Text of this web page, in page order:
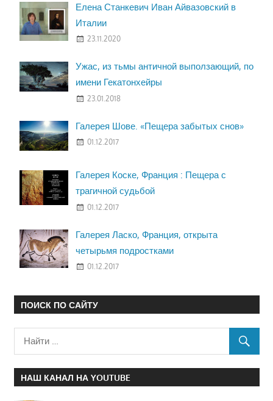
Елена Станкевич Иван Айвазовский в
Италии
23.11.2020
Ужас, из тьмы античной выползающий, по
имени Гекатонхейры
23.01.2018
Галерея Шове. «Пещера забытых снов»
01.12.2017
Галерея Коске, Франция : Пещера с
трагичной судьбой
01.12.2017
Галерея Ласко, Франция, открыта
четырьмя подростками
01.12.2017
ПОИСК ПО САЙТУ
НАШ КАНАЛ НА YOUTUBE